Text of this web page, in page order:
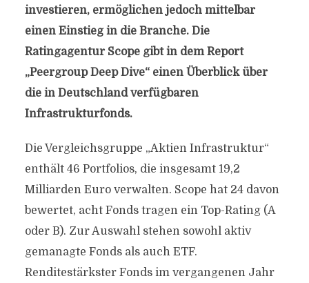
investieren, ermöglichen jedoch mittelbar
einen Einstieg in die Branche. Die
Ratingagentur Scope gibt in dem Report
„Peergroup Deep Dive“ einen Überblick über
die in Deutschland verfügbaren
Infrastrukturfonds.
Die Vergleichsgruppe „Aktien Infrastruktur“
enthält 46 Portfolios, die insgesamt 19,2
Milliarden Euro verwalten. Scope hat 24 davon
bewertet, acht Fonds tragen ein Top-Rating (A
oder B). Zur Auswahl stehen sowohl aktiv
gemanagte Fonds als auch ETF.
Renditestärkster Fonds im vergangenen Jahr